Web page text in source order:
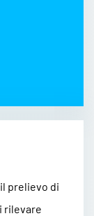
prelievo di
rilevare